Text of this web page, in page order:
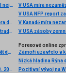
Stvořil elitní klub, kde Ameriku obral o 65 miliard. Madoff řídil největší Ponzi dějin
Historická data, kde je získat, jak připojit svého data providera do MultiCharts a proč je budeme potřebovat? (4. díl)
Jak obchodují profíci: Fibonacci trading - systém úspěšných traderů
V USA míra
V USA NFP report
V Kanadě míra
V USA zásoby
Zlato vyráží k novým maximům: Tři důvody, proč žlutý kov opět dominuje
Krypto šeptanda: Co přinesl poslední týden v kryptosvětě (7. 8. 2026)
Forexové online
Nízká hladina
Pozitivní vývoj na